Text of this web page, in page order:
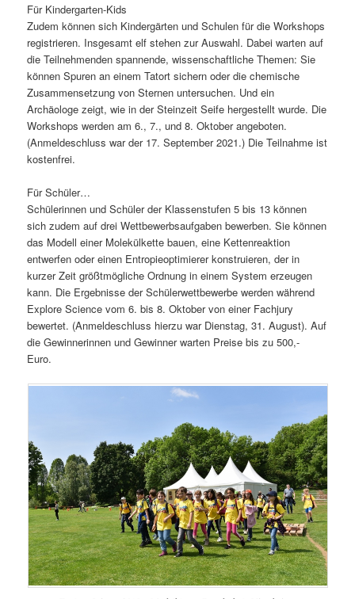
Für Kindergarten-Kids
Zudem können sich Kindergärten und Schulen für die Workshops
registrieren. Insgesamt elf stehen zur Auswahl. Dabei warten auf
die Teilnehmenden spannende, wissenschaftliche Themen: Sie
können Spuren an einem Tatort sichern oder die chemische
Zusammensetzung von Sternen untersuchen. Und ein
Archäologe zeigt, wie in der Steinzeit Seife hergestellt wurde. Die
Workshops werden am 6., 7., und 8. Oktober angeboten.
(Anmeldeschluss war der 17. September 2021.) Die Teilnahme ist
kostenfrei.
Für Schüler…
Schülerinnen und Schüler der Klassenstufen 5 bis 13 können
sich zudem auf drei Wettbewerbsaufgaben bewerben. Sie können
das Modell einer Molekülkette bauen, eine Kettenreaktion
entwerfen oder einen Entropieoptimierer konstruieren, der in
kurzer Zeit größtmögliche Ordnung in einem System erzeugen
kann. Die Ergebnisse der Schülerwettbewerbe werden während
Explore Science vom 6. bis 8. Oktober von einer Fachjury
bewertet. (Anmeldeschluss hierzu war Dienstag, 31. August). Auf
die Gewinnerinnen und Gewinner warten Preise bis zu 500,-
Euro.